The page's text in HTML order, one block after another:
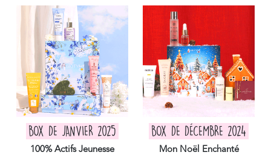
BOX DE JANVIER 2025
100% Actifs Jeunesse
BOX DE DÉCEMBRE 2024
Mon Noël Enchanté